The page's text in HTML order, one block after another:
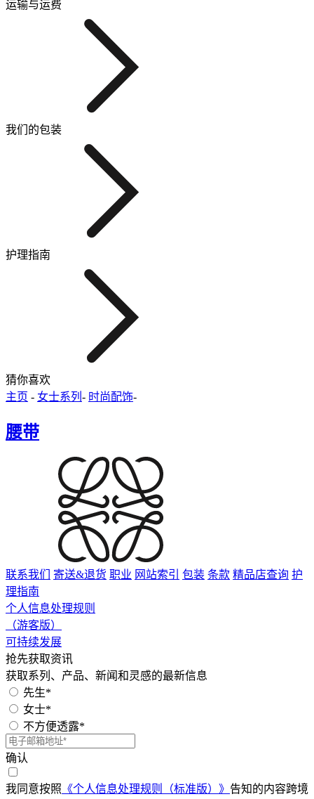
运输与运费
我们的包装
护理指南
猜你喜欢
主页 - 女士系列 - 时尚配饰-
腰带
联系我们 寄送&退货 职业 网站索引 包装 条款 精品店查询 护
理指南
个人信息处理规则
（游客版）
可持续发展
抢先获取资讯
获取系列、产品、新闻和灵感的最新信息
先生*
女士*
不方便透露*
确认
我同意按照 《个人信息处理规则（标准版）》 告知的内容跨境